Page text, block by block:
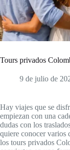
Tours privados
9 de julio de
Hay viajes que se
empiezan con una
dudas con los
quiere conocer varios
los tours privados